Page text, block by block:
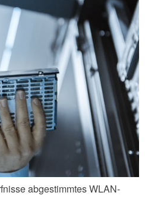
abgestimmtes WLAN-